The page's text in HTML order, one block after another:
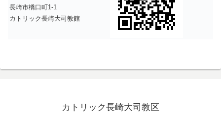
長崎市橋口町1-1
カトリック長崎大司教館
カトリック長崎大司教区